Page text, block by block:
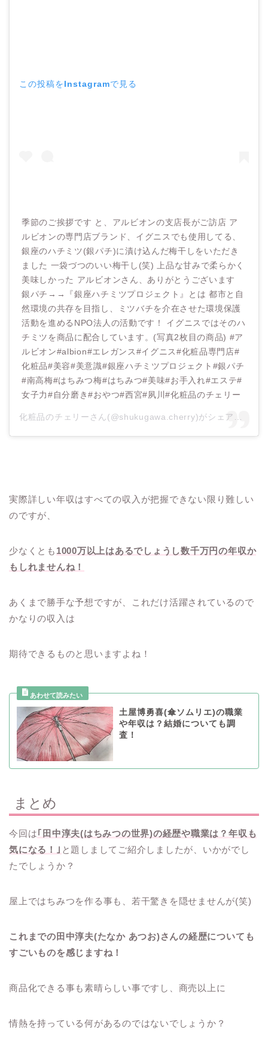
この投稿をInstagramで見る
季節のご挨拶です と、アルビオンの支店長がご訪店 ア
ルビオンの専門店ブランド、イグニスでも使用してる、
銀座のハチミツ(銀パチ)に漬け込んだ梅干しをいただき
ました 一袋づつのいい梅干し(笑) 上品な甘みで柔らかく
美味しかった アルビオンさん、ありがとうございます
銀パチ→→『銀座ハチミツプロジェクト』とは 都市と自
然環境の共存を目指し、ミツバチを介在させた環境保護
活動を進めるNPO法人の活動です！ イグニスではそのハ
チミツを商品に配合しています。(写真2枚目の商品) #ア
ルビオン#albion#エレガンス#イグニス#化粧品専門店#
化粧品#美容#美意識#銀座ハチミツプロジェクト#銀パチ
#南高梅#はちみつ梅#はちみつ#美味#お手入れ#エステ#
女子力#自分磨き#おやつ#西宮#夙川#化粧品のチェリー
実際詳しい年収はすべての収入が把握できない限り難しい
のですが、
少なくとも 1000万以上はあるでしょうし数千万円の年収か
もしれませんね！
あくまで勝手な予想ですが、これだけ活躍されているので
かなりの収入は
期待できるものと思いますよね！
土屋博勇喜(傘ソムリエ)の職業
や年収は？結婚についても調
査！
まとめ
今回は｢田中淳夫(はちみつの世界)の経歴や職業は？年収も
気になる！｣ と題しましてご紹介しましたが、いかがでし
たでしょうか？
屋上ではちみつを作る事も、若干驚きを隠せませんが(笑)
これまでの田中淳夫(たなか あつお)さんの経歴についても
すごいものを感じますね！
商品化できる事も素晴らしい事ですし、商売以上に
情熱を持っている何があるのではないでしょうか？